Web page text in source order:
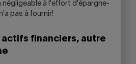
à l'effort d'épargne-
pas à fournir!
actifs financiers, autre